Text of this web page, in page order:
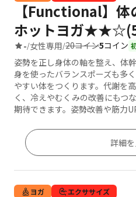
【Functional】体
ホットヨガ
-/女性専用/20コイン5コイン
姿勢を正し身体の軸を整え、体
身を使ったバランスポーズも多
やすい体をつくります。代謝を
く、冷えやむくみの改善にもつ
期待できます。姿勢改善や筋力
詳細
ヨガ エクササイズ